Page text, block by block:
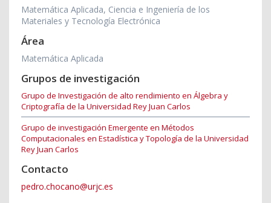
Matemática Aplicada, Ciencia e Ingeniería de los
Materiales y Tecnología Electrónica
Área
Matemática Aplicada
Grupos de investigación
Grupo de Investigación de alto rendimiento en Álgebra y
Criptografía de la Universidad Rey Juan Carlos
Grupo de investigación Emergente en Métodos
Computacionales en Estadística y Topología de la Universidad
Rey Juan Carlos
Contacto
pedro.chocano@urjc.es